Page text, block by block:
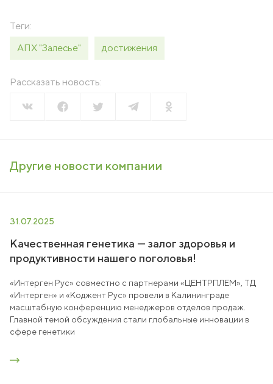
Теги:
АПХ "Залесье"
достижения
Рассказать новость:
Другие новости компании
31.07.2025
Качественная генетика — залог здоровья и
продуктивности нашего поголовья!
«Интерген Рус» совместно с партнерами «ЦЕНТРПЛЕМ», ТД
«Интерген» и «Коджент Рус» провели в Калининграде
масштабную конференцию менеджеров отделов продаж.
Главной темой обсуждения стали глобальные инновации в
сфере генетики